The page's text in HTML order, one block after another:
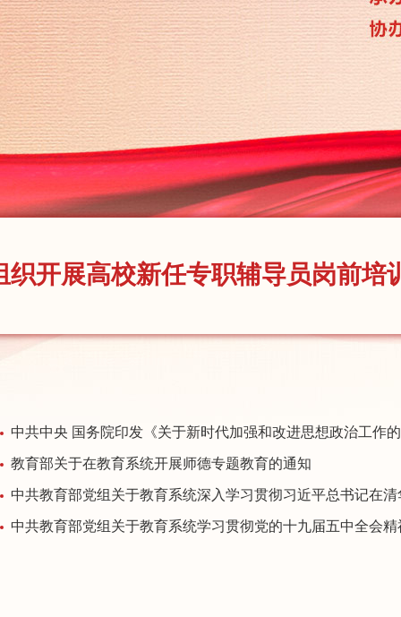
开展高校新任专职辅导员岗前培
中共中央 国务院印发《关于新时代加强和改进思想政治工作
教育部关于在教育系统开展师德专题教育的通知
中共教育部党组关于教育系统深入学习贯彻习近平总书记在清华大学考察时重要讲话精神
中共教育部党组关于教育系统学习贯彻党的十九届五中全会精神